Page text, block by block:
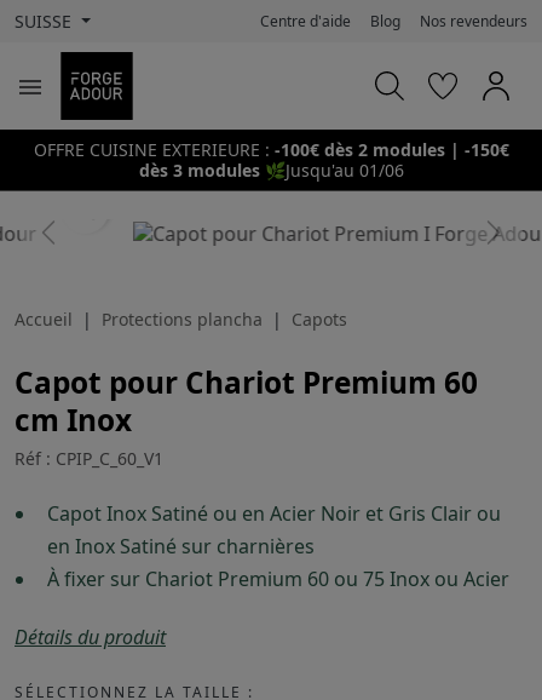
SUISSE Centre d'aide Blog Nos revendeurs

OFFRE CUISINE EXTERIEURE : -100€ dès 2 modules | -150€
dès 3 modules 🌿Jusqu'au 01/06
Previous Next
Accueil Protections plancha Capots
Capot pour Chariot Premium 60
cm Inox
Réf : CPIP_C_60_V1
Capot Inox Satiné ou en Acier Noir et Gris Clair ou
en Inox Satiné sur charnières
À fixer sur Chariot Premium 60 ou 75 Inox ou Acier
Détails du produit
SÉLECTIONNEZ LA TAILLE :